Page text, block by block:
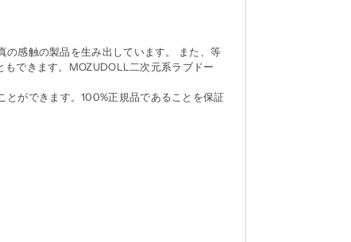
感触の製品を生み出しています。 また、等
できます。MOZUDOLL二次元系ラブドー
とができます。100%正規品であることを保証